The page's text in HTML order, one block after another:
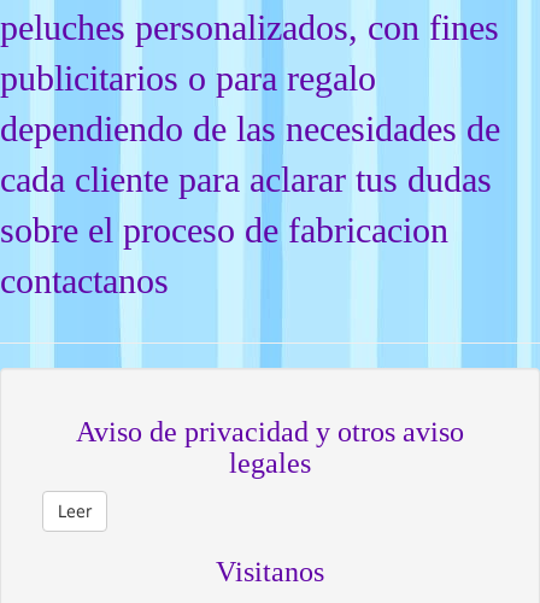
peluches personalizados, con fines
publicitarios o para regalo
dependiendo de las necesidades de
cada cliente para aclarar tus dudas
sobre el proceso de fabricacion
contactanos
Aviso de privacidad y otros aviso
legales
Leer
Visitanos